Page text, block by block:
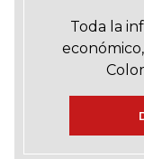
Toda la